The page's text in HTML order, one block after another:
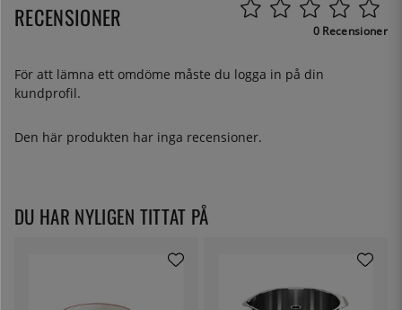
RECENSIONER 0 Recensioner
För att lämna ett omdöme måste du logga in på din
kundprofil.
Den här produkten har inga recensioner.
DU HAR NYLIGEN TITTAT PÅ